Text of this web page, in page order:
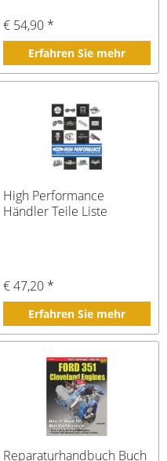
€ 54,90 *
Erfahren Sie mehr
High Performance
Händler Teile Liste
€ 47,20 *
Erfahren Sie mehr
Reparaturhandbuch Buch